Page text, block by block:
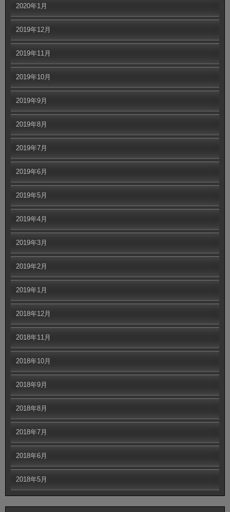
2020年1月
2019年12月
2019年11月
2019年10月
2019年9月
2019年8月
2019年7月
2019年6月
2019年5月
2019年4月
2019年3月
2019年2月
2019年1月
2018年12月
2018年11月
2018年10月
2018年9月
2018年8月
2018年7月
2018年6月
2018年5月